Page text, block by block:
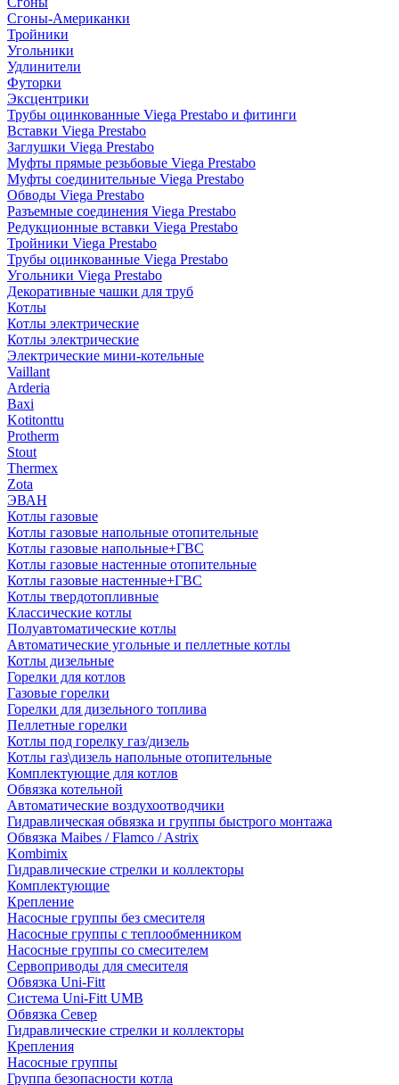
Сгоны-Американки
Тройники
Угольники
Удлинители
Футорки
Эксцентрики
Трубы оцинкованные Viega Prestabo и фитинги
Вставки Viega Prestabo
Заглушки Viega Prestabo
Муфты прямые резьбовые Viega Prestabo
Муфты соединительные Viega Prestabo
Обводы Viega Prestabo
Разъемные соединения Viega Prestabo
Редукционные вставки Viega Prestabo
Тройники Viega Prestabo
Трубы оцинкованные Viega Prestabo
Угольники Viega Prestabo
Декоративные чашки для труб
Котлы
Котлы электрические
Котлы электрические
Электрические мини-котельные
Vaillant
Arderia
Baxi
Kotitonttu
Protherm
Stout
Thermex
Zota
ЭВАН
Котлы газовые
Котлы газовые напольные отопительные
Котлы газовые напольные+ГВС
Котлы газовые настенные отопительные
Котлы газовые настенные+ГВС
Котлы твердотопливные
Классические котлы
Полуавтоматические котлы
Автоматические угольные и пеллетные котлы
Котлы дизельные
Горелки для котлов
Газовые горелки
Горелки для дизельного топлива
Пеллетные горелки
Котлы под горелку газ/дизель
Котлы газ\дизель напольные отопительные
Комплектующие для котлов
Обвязка котельной
Автоматические воздухоотводчики
Гидравлическая обвязка и группы быстрого монтажа
Обвязка Maibes / Flamco / Astrix
Kombimix
Гидравлические стрелки и коллекторы
Комплектующие
Крепление
Насосные группы без смесителя
Насосные группы с теплообменником
Насосные группы со смесителем
Сервоприводы для смесителя
Обвязка Uni-Fitt
Система Uni-Fitt UMB
Обвязка Север
Гидравлические стрелки и коллекторы
Крепления
Насосные группы
Группа безопасности котла